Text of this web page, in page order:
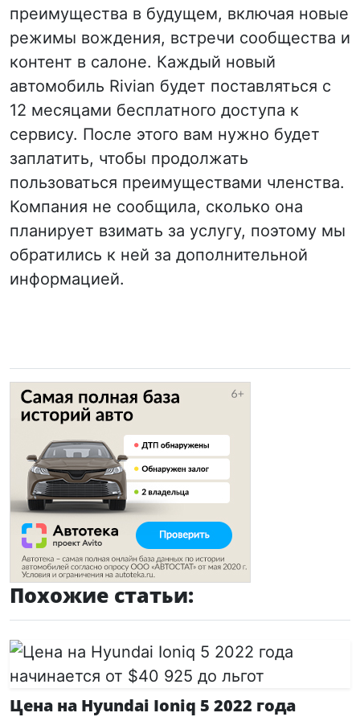
преимущества в будущем, включая новые
режимы вождения, встречи сообщества и
контент в салоне. Каждый новый
автомобиль Rivian будет поставляться с
12 месяцами бесплатного доступа к
сервису. После этого вам нужно будет
заплатить, чтобы продолжать
пользоваться преимуществами членства.
Компания не сообщила, сколько она
планирует взимать за услугу, поэтому мы
обратились к ней за дополнительной
информацией.
Похожие статьи:
Цена на Hyundai Ioniq 5 2022 года